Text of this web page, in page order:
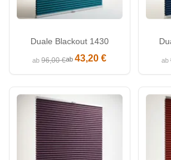
Duale Blackout 1430
ab96,00 €ab43,20 € ab